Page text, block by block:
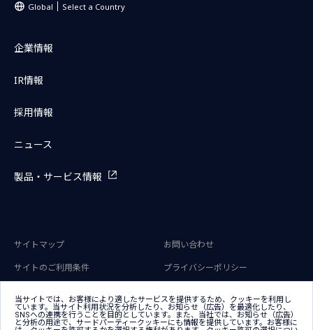
Global Select a Country
企業情報
IR情報
採用情報
ニュース
製品・サービス情報
サイトマップ
お問い合わせ
サイトのご利用条件
プライバシーポリシー
クッキー（Cookie）プリファレン
ス
当サイトでは、お客様により適したサービスを提供するため、クッキーを利用し
ています。当サイト利用状況を分析したり、お知らせ（広告）を最適化したり、
SNSへの連携を行うことを目的としています。また、当社では、お知らせ（広告）
と分析の用途で、サードパーティークッキーにも情報を提供しています。お客様に